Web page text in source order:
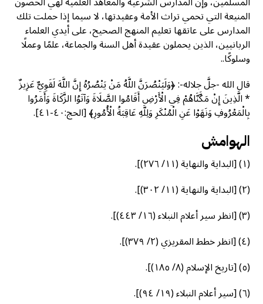
المنيعة التي تحمي تراث الأمة وعقيدتها، لا سيما إذا حملت تلك
المدارس على عاتقها تعليم المنهج الصحيح، على أيدي العلماء
الربانيين، الذين يحملون عقيدة أهل السنة والجماعة، علمًا وعملًا
وسلوكًا..
قال الله -جلَّ جلاله-: ﴿وَلَيَنْصُرَنَّ اللَّهُ مَنْ يَنْصُرُهُ إِنَّ اللَّهَ لَقَوِيٌّ عَزِيزٌ
* الَّذِينَ إِنْ مَكَّنَّاهُمْ فِي الْأَرْضِ أَقَامُوا الصَّلَاةَ وَآتَوُا الزَّكَاةَ وَأَمَرُوا
بِالْمَعْرُوفِ وَنَهَوْا عَنِ الْمُنْكَرِ وَلِلَّهِ عَاقِبَةُ الْأُمُورِ﴾ [الحج:٤٠-٤١].
الهوامش
(١) [البداية والنهاية (١١/ ٢٧٦)].
(٢) [البداية والنهاية (١١/ ٣٠٢)].
(٣) [انظر سير أعلام النبلاء (١٦/ ٤٤٣)].
(٤) [انظر خطط المقريزي (٢/ ٣٧٩)].
(٥) [تاريخ الإسلام (٨/ ١٨٥)].
(٦) [سير أعلام النبلاء (١٩/ ٩٤)].